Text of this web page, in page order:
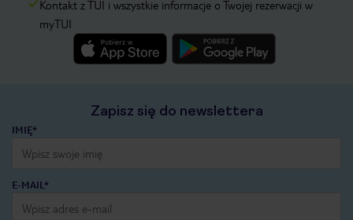
Kontakt z TUI i wszystkie informacje o Twojej rezerwacji w
myTUI
Zapisz się do newslettera
IMIĘ*
E-MAIL*